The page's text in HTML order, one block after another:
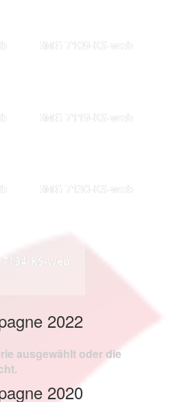
IMG 7109-KS-web
IMG 7119-KS-web
IMG 7130-KS-web
KS-web
2022
ausgewählt oder die
2020